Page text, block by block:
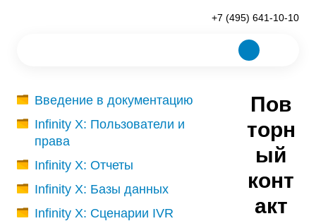
+7 (495) 641-10-10
Введение в документацию
Infinity X: Пользователи и
права
Infinity X: Отчеты
Infinity X: Базы данных
Infinity X: Сценарии IVR
Пов
торн
ый
конт
акт